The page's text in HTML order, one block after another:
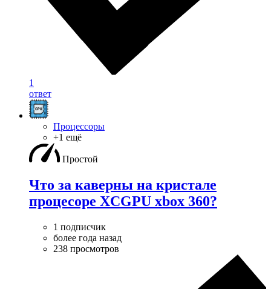
1
ответ
Процессоры
+1 ещё
Простой
Что за каверны на кристале
процесоре XCGPU xbox 360?
1 подписчик
более года назад
238 просмотров